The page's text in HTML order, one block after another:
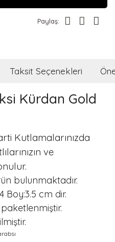
Paylaş:
Taksit Seçenekleri
Kürdan Gold
Kutlamalarınızda
ve
bulunmaktadır.
Boy:3.5 cm dir.